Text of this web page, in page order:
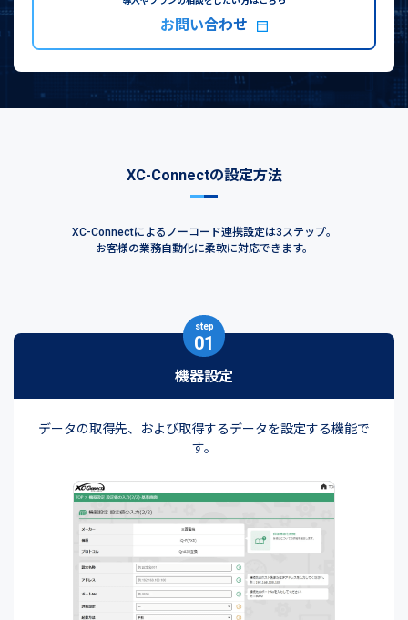
お問い合わせ
XC-Connectの設定方法
XC-Connectによるノーコード連携設定は3ステップ。
お客様の業務自動化に柔軟に対応できます。
機器設定
step
01
データの取得先、および取得するデータを設定する機能で
す。